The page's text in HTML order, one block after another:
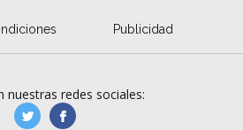
Publicidad
nuestras redes sociales:
manufacturaGE